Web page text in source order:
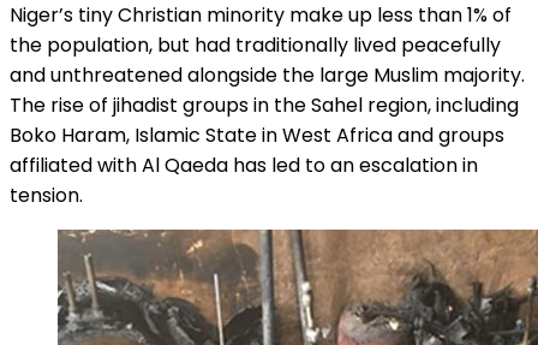
Niger’s tiny Christian minority make up less than 1% of
the population, but had traditionally lived peacefully
and unthreatened alongside the large Muslim majority.
The rise of jihadist groups in the Sahel region, including
Boko Haram, Islamic State in West Africa and groups
affiliated with Al Qaeda has led to an escalation in
tension.